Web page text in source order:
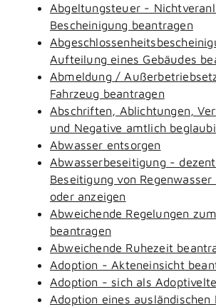
Abgeltungsteuer -
Bescheinigung beantragen
Aufteilung eines Gebäudes
Abmeldung /
Fahrzeug beantragen
Abschriften, Ablichtungen,
und Negative amtlich
Abwasser entsorgen
Abwasserbeseitigung -
Beseitigung von Regenwasser
oder anzeigen
Abweichende Regelungen
beantragen
Abweichende Ruhezeit
Adoption - Akteneinsicht
Adoption - sich als
Adoption eines ausländischen